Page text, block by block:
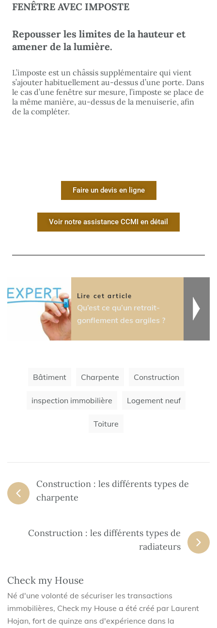
FENÊTRE AVEC IMPOSTE
Repousser les limites de la hauteur et
amener de la lumière.
L’imposte est un châssis supplémentaire qui vient
s’ajouter habituellement au-dessus d’une porte. Dans
le cas d’une fenêtre sur mesure, l’imposte se place de
la même manière, au-dessus de la menuiserie, afin
de la compléter.
Faire un devis en ligne
Voir notre assistance CCMI en détail
Lire cet article
Qu’est ce qu’un retrait-
gonflement des argiles ?
Bâtiment Charpente Construction
inspection immobilière Logement neuf
Toiture
Construction : les différents types de
charpente
Construction : les différents types de
radiateurs
Check my House
Né d'une volonté de sécuriser les transactions
immobilières, Check my House a été créé par Laurent
Hojan, fort de quinze ans d'expérience dans la